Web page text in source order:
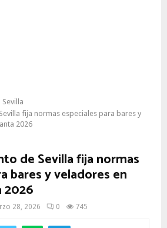
Sevilla
fija normas especiales para bares y
2026
de Sevilla fija normas
bares y veladores en
2026
28, 2026 0 745